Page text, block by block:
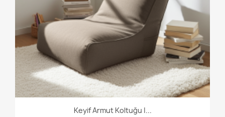
Keyif Armut Koltuğu |...